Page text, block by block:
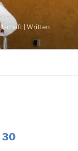
| Written
30